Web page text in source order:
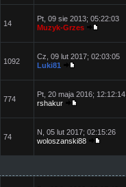
14
Pt, 09 sie 2013; 05:22:03
Muzyk-Grzes
1092
Cz, 09 lut 2017; 02:03:05
Luki81
774
Pt, 20 maja 2016; 12:12:14
rshakur
74
N, 05 lut 2017; 02:15:26
woloszanski88